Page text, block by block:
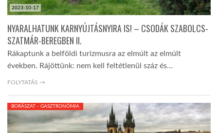
2023-10-17
NYARALHATUNK KARNYÚJTÁSNYIRA IS! – CSODÁK SZABOLCS-
SZATMÁR-BEREGBEN II.
Rákaptunk a belföldi turizmusra az elmúlt az elmúlt
években. Rájöttünk: nem kell feltétlenül száz és…
FOLYTATÁS →
BORÁSZAT - GASZTRONÓMIA